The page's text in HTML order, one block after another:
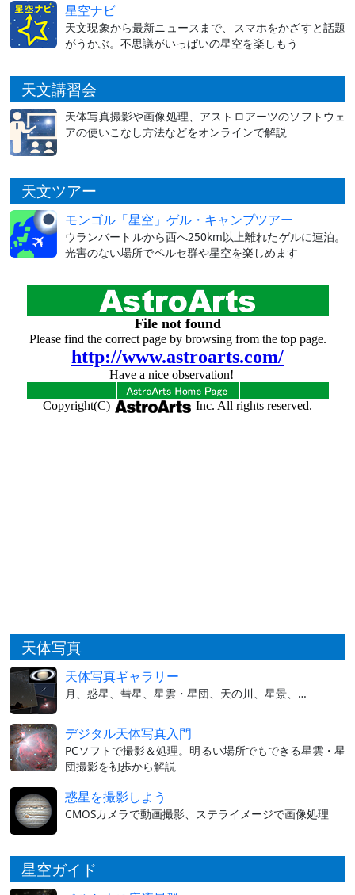
星空ナビ
天文現象から最新ニュースまで、スマホをかざすと話題
がうかぶ。不思議がいっぱいの星空を楽しもう
天文講習会
天体写真撮影や画像処理、アストロアーツのソフトウェ
アの使いこなし方法などをオンラインで解説
天文ツアー
モンゴル「星空」ゲル・キャンプツアー
ウランバートルから西へ250km以上離れたゲルに連泊。
光害のない場所でペルセ群や星空を楽しめます
天体写真
天体写真ギャラリー
月、惑星、彗星、星雲・星団、天の川、星景、…
デジタル天体写真入門
PCソフトで撮影＆処理。明るい場所でもできる星雲・星
団撮影を初歩から解説
惑星を撮影しよう
CMOSカメラで動画撮影、ステライメージで画像処理
星空ガイド